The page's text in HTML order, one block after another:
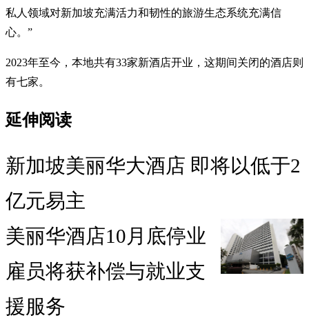
私人领域对新加坡充满活力和韧性的旅游生态系统充满信
心。”
2023年至今，本地共有33家新酒店开业，这期间关闭的酒店则
有七家。
延伸阅读
新加坡美丽华大酒店 即将以低于2
亿元易主
美丽华酒店10月底停业
雇员将获补偿与就业支
援服务